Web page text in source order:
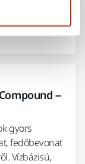
nagy
–
gyors
fedőbevonat
Vízbázisú,